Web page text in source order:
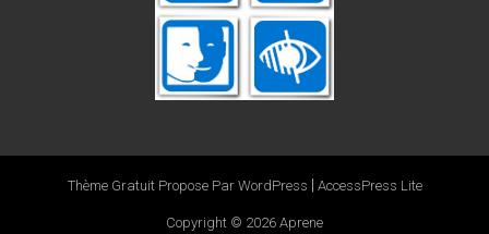
Thème Gratuit Propose Par WordPress | AccessPress Lite
Copyright © 2026 Aprene